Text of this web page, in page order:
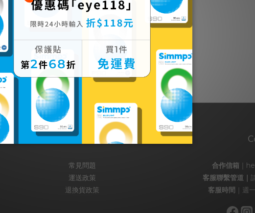
此活動已下架
Help
常見問題
運送政策
退換貨政策
合作信箱｜
客服聯繫管道｜
客服時間 ｜